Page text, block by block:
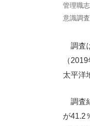
管理職
意識調
調査
（
太平洋
調査
が41.2